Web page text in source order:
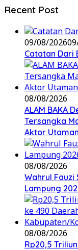
Recent Post
09/08/2026
Catatan Dari
08/08/2026
ALAM BAKA
Tersangka
Aktor
08/08/2026
Wahrul Fauzi
Lampung
08/08/2026
Rp20,5